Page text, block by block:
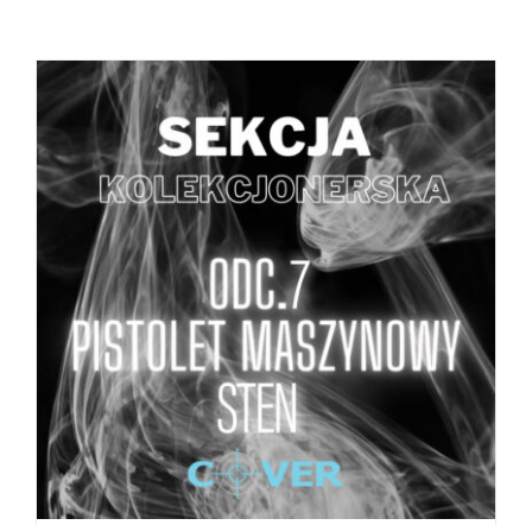
DODAJ DO KOSZYKA / SZCZEGÓŁY